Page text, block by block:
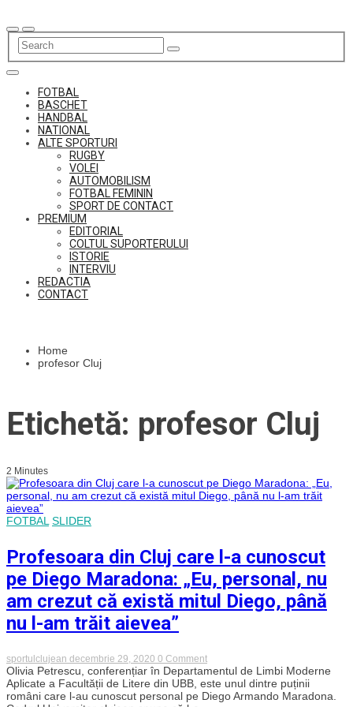
to
content
FOTBAL
BASCHET
HANDBAL
NATIONAL
ALTE SPORTURI
RUGBY
VOLEI
AUTOMOBILISM
FOTBAL FEMININ
SPORT DE CONTACT
PREMIUM
EDITORIAL
COLTUL SUPORTERULUI
ISTORIE
INTERVIU
REDACTIA
CONTACT
Home
profesor Cluj
Etichetă: profesor Cluj
2 Minutes
FOTBAL SLIDER
Profesoara din Cluj care l-a cunoscut
pe Diego Maradona: „Eu, personal, nu
am crezut că există mitul Diego, până
nu l-am trăit aievea”
sportulclujean decembrie 29, 2020 0 Commenton
Profesoara
din
Cluj
care
Olivia Petrescu, conferențiar în Departamentul de Limbi Moderne
Aplicate a Facultății de Litere din UBB, este unul dintre puținii
români care l-au cunoscut personal pe Diego Armando Maradona.